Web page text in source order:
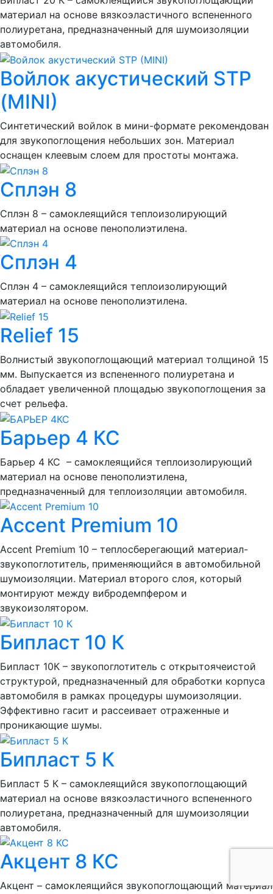
материал на основе вязкоэластичного вспененного
полиуретана, предназначенный для шумоизоляции
автомобиля.
Войлок акустический STP
(MINI)
Синтетический войлок в мини-формате рекомендован
для звукопоглощения небольших зон. Материал
оснащен клеевым слоем для простоты монтажа.
Сплэн 8
Сплэн 8 – самоклеящийся теплоизолирующий
материал на основе пенополиэтилена.
Сплэн 4
Сплэн 4 – самоклеящийся теплоизолирующий
материал на основе пенополиэтилена.
Relief 15
Волнистый звукопоглощающий материал толщиной 15
мм. Выпускается из вспененного полиуретана и
обладает увеличенной площадью звукопоглощения за
счет рельефа.
Барьер 4 КС
Барьер 4 КС – самоклеящийся теплоизолирующий
материал на основе пенополиэтилена,
предназначенный для теплоизоляции автомобиля.
Accent Premium 10
Accent Premium 10 – теплосберегающий материал-
звукопоглотитель, применяющийся в автомобильной
шумоизоляции. Материал второго слоя, который
монтируют между вибродемпфером и
звукоизолятором.
Бипласт 10 К
Бипласт 10К – звукопоглотитель с открытоячеистой
структурой, предназначенный для обработки корпуса
автомобиля в рамках процедуры шумоизоляции.
Эффективно гасит и рассеивает отраженные и
проникающие шумы.
Бипласт 5 К
Бипласт 5 К – самоклеящийся звукопоглощающий
материал на основе вязкоэластичного вспененного
полиуретана, предназначенный для шумоизоляции
автомобиля.
Акцент 8 КС
Акцент – самоклеящийся звукопоглощающий материал